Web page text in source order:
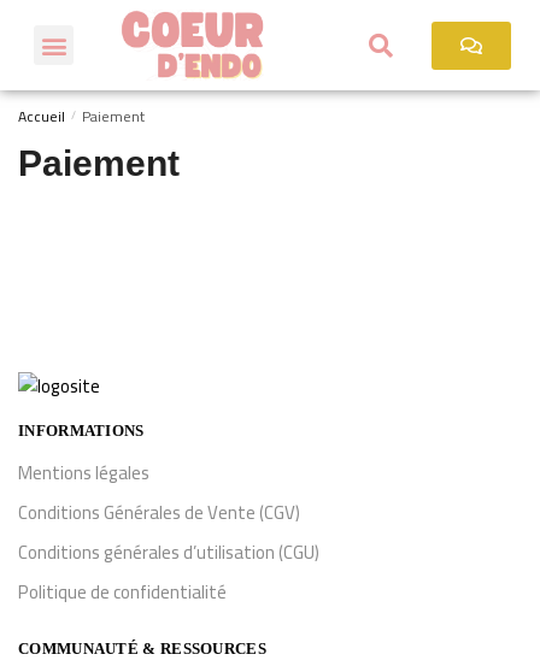
Accueil / Paiement
Paiement
INFORMATIONS
Mentions légales
Conditions Générales de Vente (CGV)
Conditions générales d’utilisation (CGU)
Politique de confidentialité
COMMUNAUTÉ & RESSOURCES